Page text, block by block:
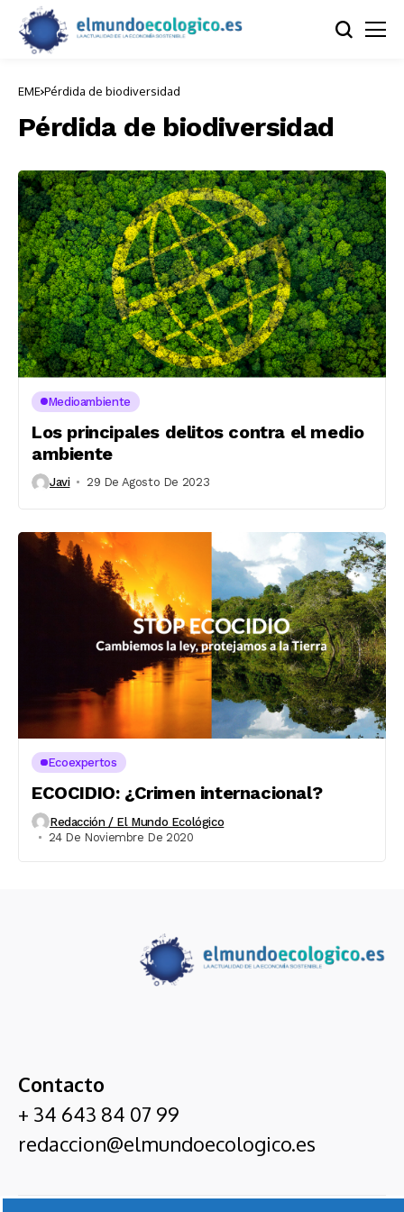
EME Pérdida de biodiversidad
Pérdida de biodiversidad
Medioambiente
Los principales delitos contra el medio
ambiente
Javi 29 De Agosto De 2023
Ecoexpertos
ECOCIDIO: ¿Crimen internacional?
Redacción / El Mundo Ecológico
24 De Noviembre De 2020
Contacto
+ 34 643 84 07 99
redaccion@elmundoecologico.es